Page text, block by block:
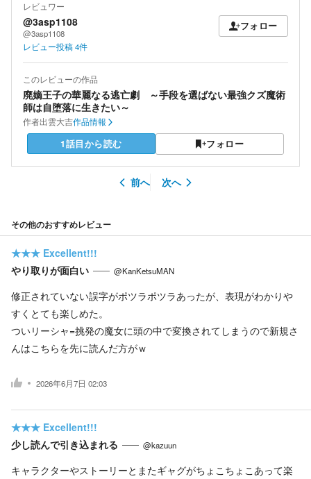
レビュワー
@3asp1108
@3asp1108
フォロー
レビュー投稿4件
このレビューの作品
廃嫡王子の華麗なる逃亡劇 ～手段を選ばない最強クズ魔術
師は自堕落に生きたい～
作者出雲大吉作品情報
1話目から読む フォロー
前へ 次へ
その他のおすすめレビュー
★★★ Excellent!!!
やり取りが面白い
@KanKetsuMAN
修正されていない誤字がポツラポツラあったが、表現がわかりや
すくとても楽しめた。
ついリーシャ=挑発の魔女に頭の中で変換されてしまうので新規さ
んはこちらを先に読んだ方がｗ
2026年6月7日 02:03
★★★ Excellent!!!
少し読んで引き込まれる
@kazuun
キャラクターやストーリーとまたギャグがちょこちょこあって楽